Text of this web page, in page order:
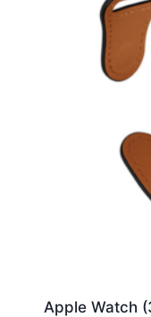
Apple Watch